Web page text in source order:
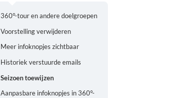
360°-tour en andere doelgroepen
Voorstelling verwijderen
Meer infoknopjes zichtbaar
Historiek verstuurde emails
Seizoen toewijzen
Aanpasbare infoknopjes in 360°-